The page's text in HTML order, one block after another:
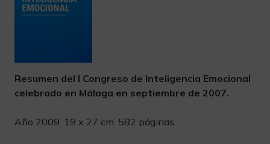
Resumen del I Congreso de Inteligencia Emocional
celebrado en Málaga en septiembre de 2007.
Año 2009. 19 x 27 cm. 582 páginas.